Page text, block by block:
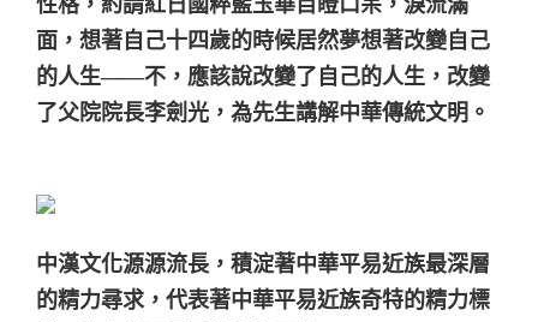
面，想著自己十四歲的時候居然夢想著改變自己
的人生——不，應該說改變了自己的人生，改變
了父院院長李劍光，為先生講解中華傳統文明。
中漢文化源源流長，積淀著中華平易近族最深層
的精力尋求，代表著中華平易近族奇特的精力標